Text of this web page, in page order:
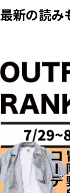
最新の読み